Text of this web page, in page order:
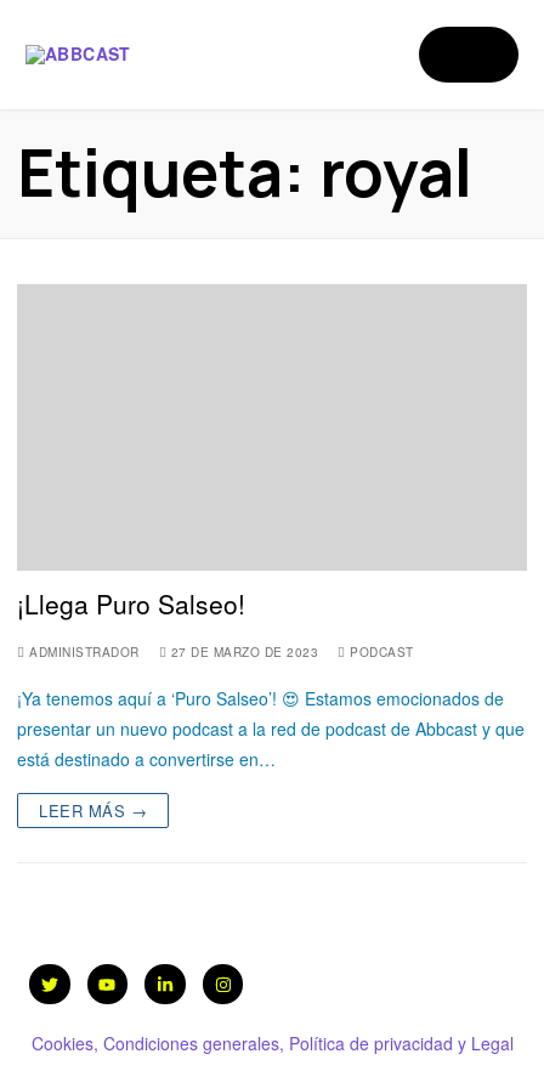
Etiqueta: royal
¡Llega Puro Salseo!
ADMINISTRADOR 27 DE MARZO DE 2023 PODCAST
¡Ya tenemos aquí a ‘Puro Salseo’! 😍 Estamos emocionados de
presentar un nuevo podcast a la red de podcast de Abbcast y que
está destinado a convertirse en…
LEER MÁS →
Cookies, Condiciones generales, Política de privacidad y Legal